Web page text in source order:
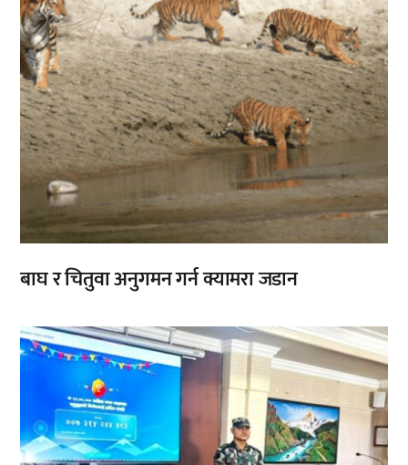
बाघ र चितुवा अनुगमन गर्न क्यामरा जडान
,